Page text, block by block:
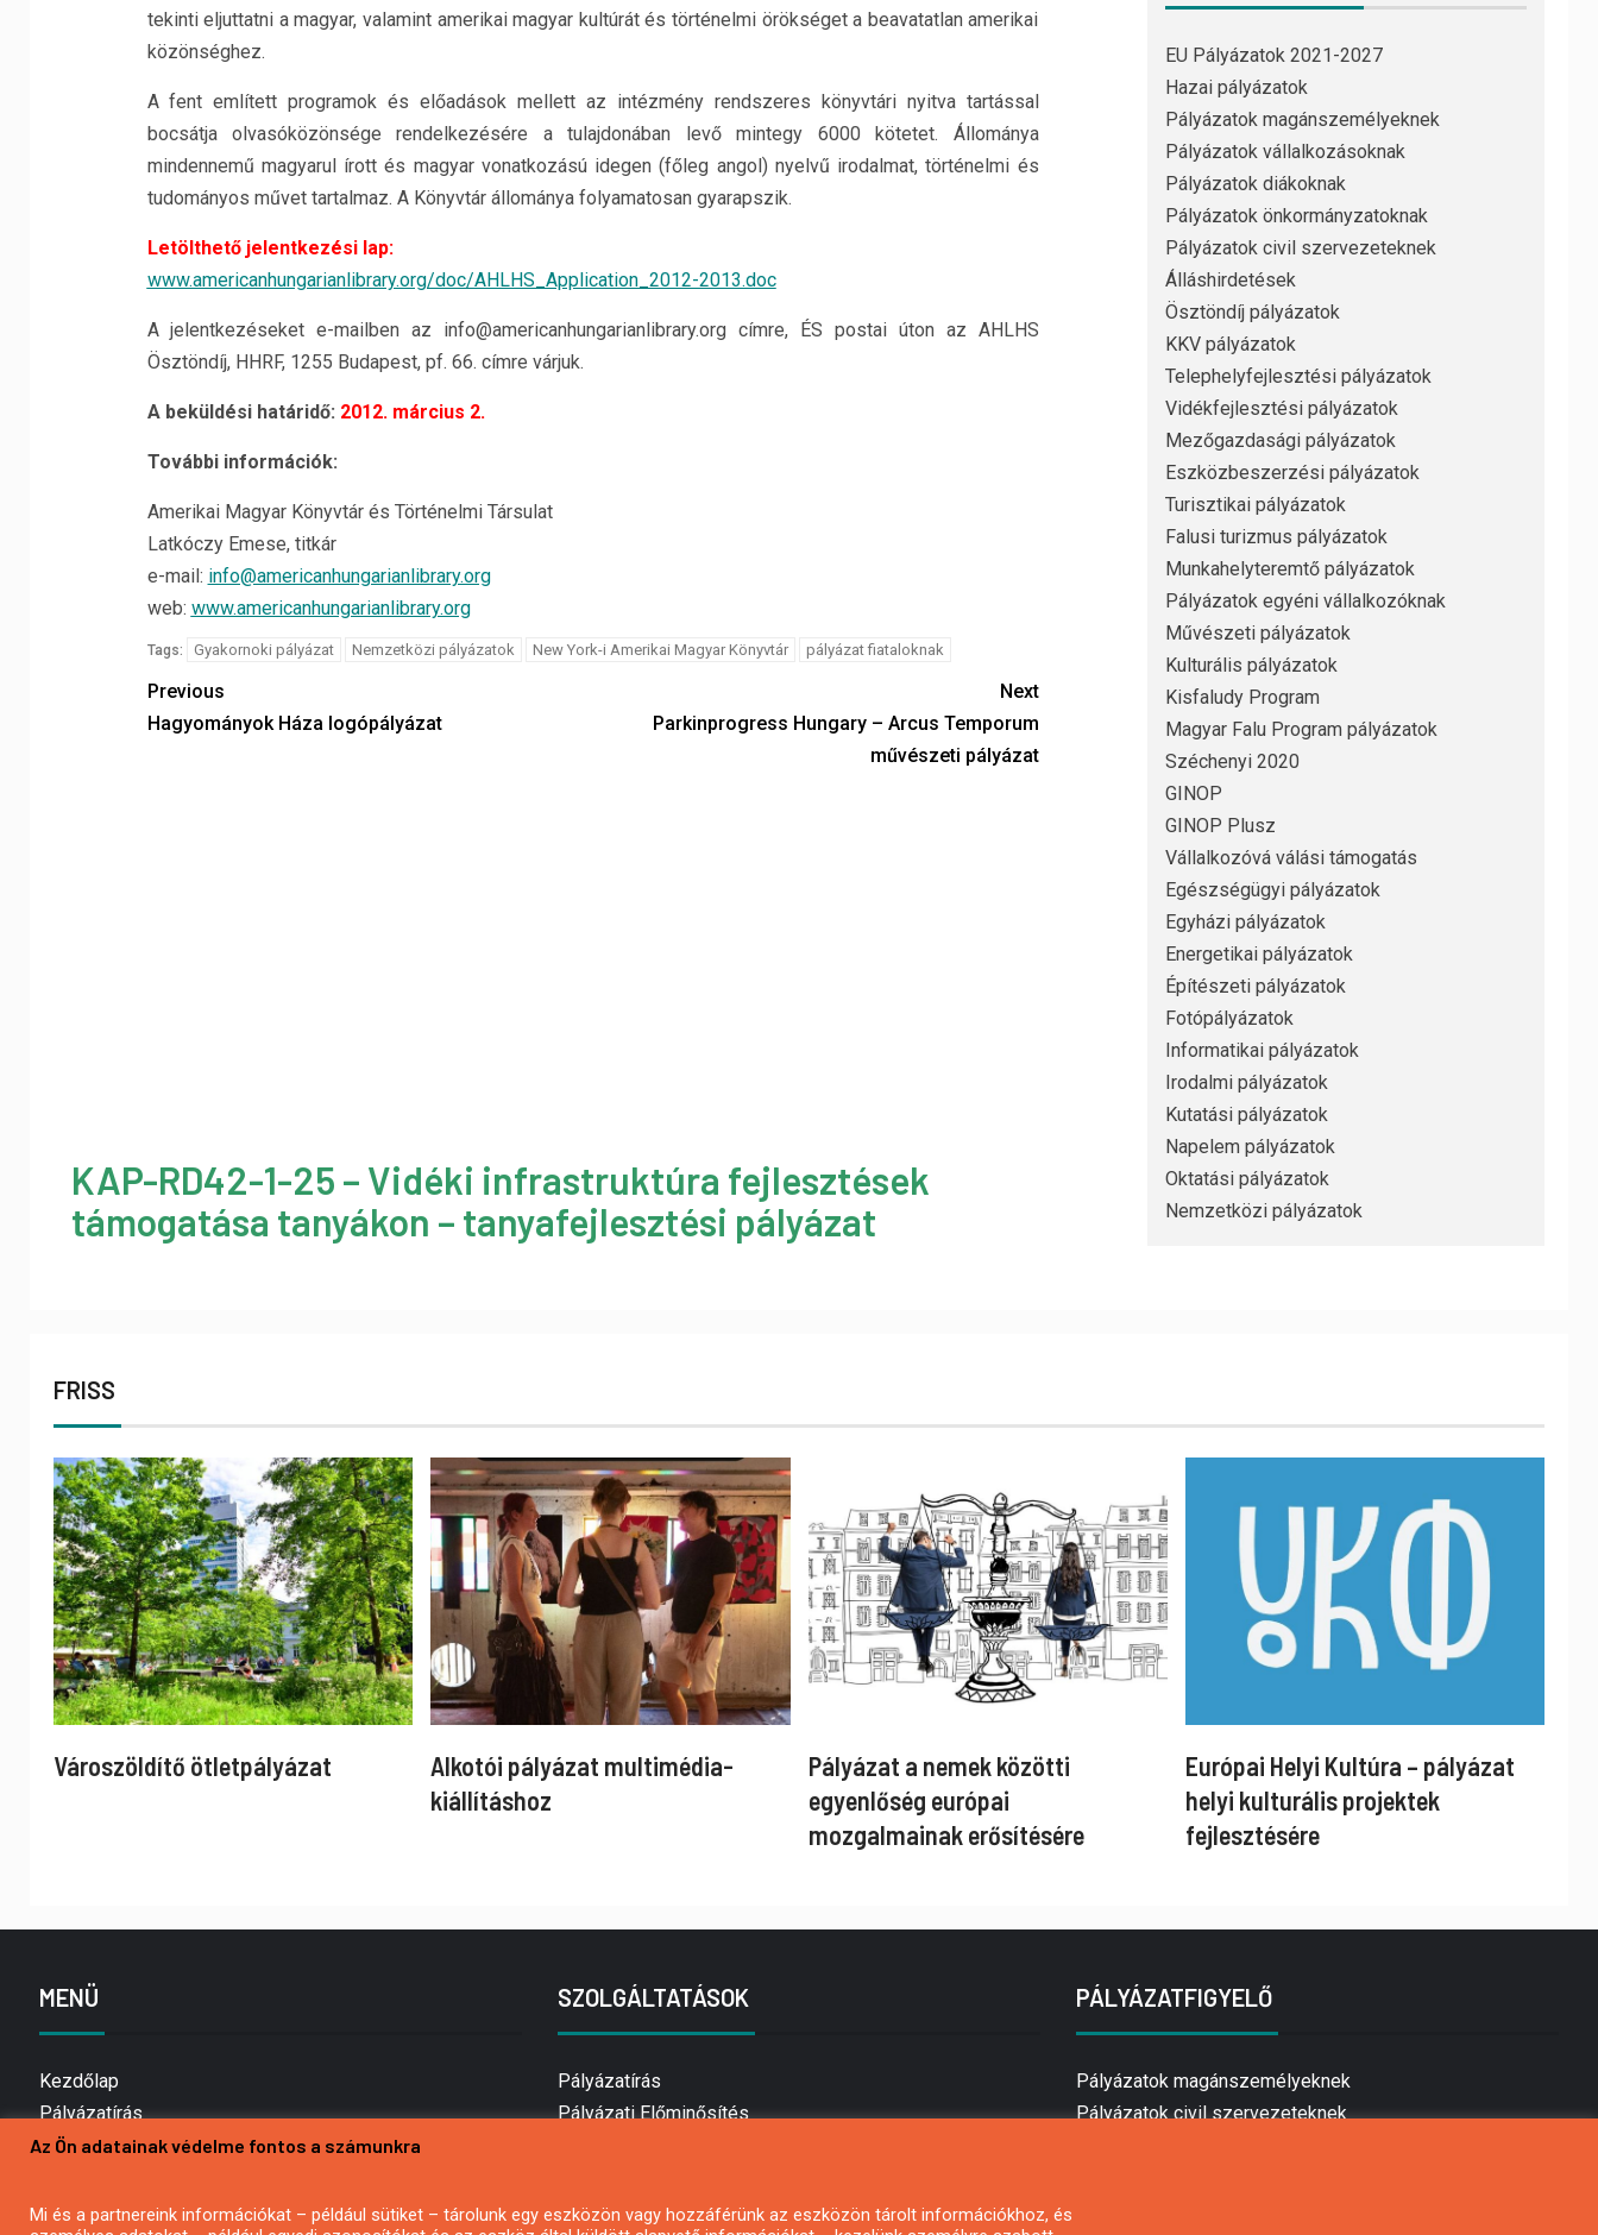
tekinti eljuttatni a magyar, valamint amerikai magyar kultúrát és történelmi örökséget a beavatatlan amerikai
közönséghez.
A fent említett programok és előadások mellett az intézmény rendszeres könyvtári nyitva tartással
bocsátja olvasóközönsége rendelkezésére a tulajdonában levő mintegy 6000 kötetet. Állománya
mindennemű magyarul írott és magyar vonatkozású idegen (főleg angol) nyelvű irodalmat, történelmi és
tudományos művet tartalmaz. A Könyvtár állománya folyamatosan gyarapszik.
Letölthető jelentkezési lap:
www.americanhungarianlibrary.org/doc/AHLHS_Application_2012-2013.doc
A jelentkezéseket e-mailben az info@americanhungarianlibrary.org címre, ÉS postai úton az AHLHS
Ösztöndíj, HHRF, 1255 Budapest, pf. 66. címre várjuk.
A beküldési határidő: 2012. március 2.
További információk:
Amerikai Magyar Könyvtár és Történelmi Társulat
Latkóczy Emese, titkár
e-mail: info@americanhungarianlibrary.org
web: www.americanhungarianlibrary.org
Tags: Gyakornoki pályázat Nemzetközi pályázatok New York-i Amerikai Magyar Könyvtár pályázat fiataloknak
Previous
Hagyományok Háza logópályázat
Next
Parkinprogress Hungary – Arcus Temporum
művészeti pályázat
KAP-RD42-1-25 – Vidéki infrastruktúra fejlesztések
támogatása tanyákon – tanyafejlesztési pályázat
EU Pályázatok 2021-2027
Hazai pályázatok
Pályázatok magánszemélyeknek
Pályázatok vállalkozásoknak
Pályázatok diákoknak
Pályázatok önkormányzatoknak
Pályázatok civil szervezeteknek
Álláshirdetések
Ösztöndíj pályázatok
KKV pályázatok
Telephelyfejlesztési pályázatok
Vidékfejlesztési pályázatok
Mezőgazdasági pályázatok
Eszközbeszerzési pályázatok
Turisztikai pályázatok
Falusi turizmus pályázatok
Munkahelyteremtő pályázatok
Pályázatok egyéni vállalkozóknak
Művészeti pályázatok
Kulturális pályázatok
Kisfaludy Program
Magyar Falu Program pályázatok
Széchenyi 2020
GINOP
GINOP Plusz
Vállalkozóvá válási támogatás
Egészségügyi pályázatok
Egyházi pályázatok
Energetikai pályázatok
Építészeti pályázatok
Fotópályázatok
Informatikai pályázatok
Irodalmi pályázatok
Kutatási pályázatok
Napelem pályázatok
Oktatási pályázatok
Nemzetközi pályázatok
FRISS
Városzöldítő ötletpályázat
Alkotói pályázat multimédia-
kiállításhoz
Pályázat a nemek közötti
egyenlőség európai
mozgalmainak erősítésére
Európai Helyi Kultúra – pályázat
helyi kulturális projektek
fejlesztésére
MENÜ
Kezdőlap
Pályázatírás
Bemutatkozás
Hírlevél feliratkozás
SZOLGÁLTATÁSOK
Pályázatírás
Pályázati Előminősítés
Mezőgazdasági pályázatírás
PÁLYÁZATFIGYELŐ
Pályázatok magánszemélyeknek
Pályázatok civil szervezeteknek
Az Ön adatainak védelme fontos a számunkra
Mi és a partnereink információkat – például sütiket – tárolunk egy eszközön vagy hozzáférünk az eszközön tárolt információkhoz, és